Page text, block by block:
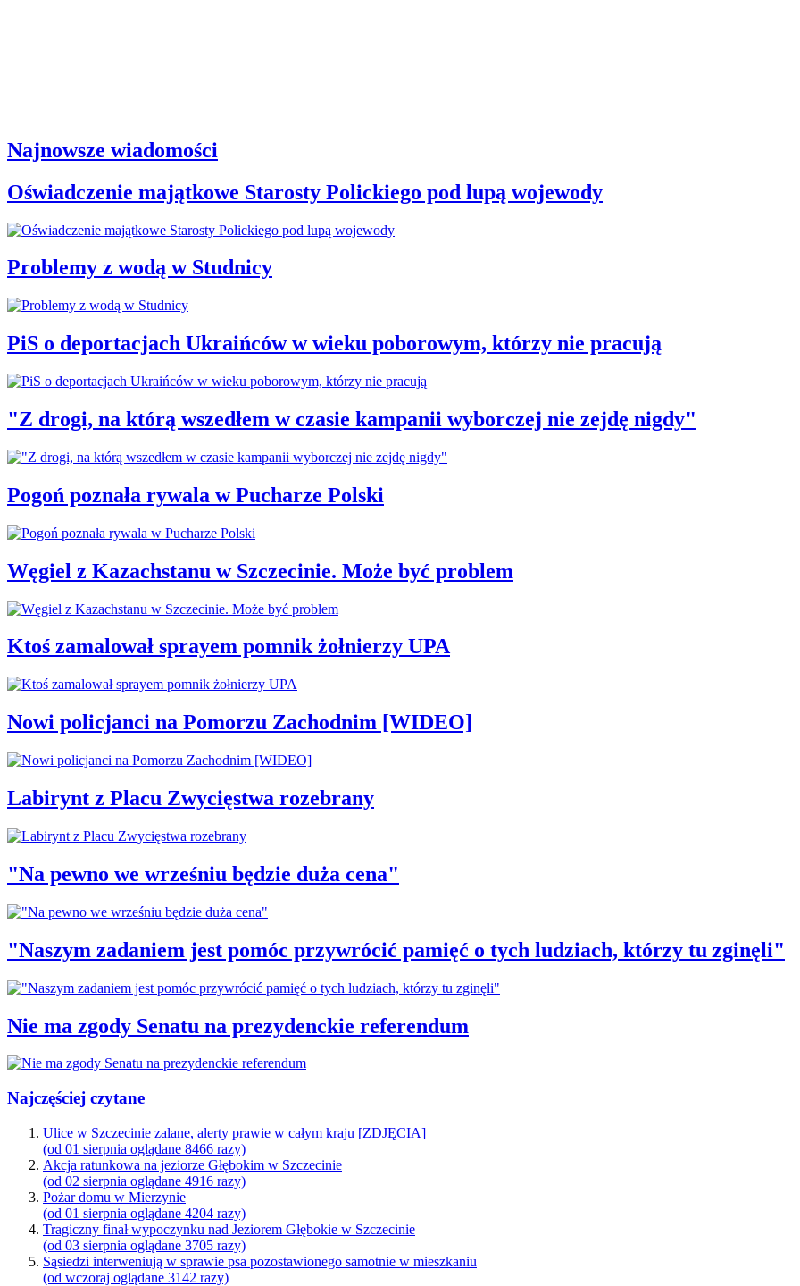
Najnowsze wiadomości
Oświadczenie majątkowe Starosty Polickiego pod lupą wojewody
Problemy z wodą w Studnicy
PiS o deportacjach Ukraińców w wieku poborowym, którzy nie pracują
"Z drogi, na którą wszedłem w czasie kampanii wyborczej nie zejdę nigdy"
Pogoń poznała rywala w Pucharze Polski
Węgiel z Kazachstanu w Szczecinie. Może być problem
Ktoś zamalował sprayem pomnik żołnierzy UPA
Nowi policjanci na Pomorzu Zachodnim [WIDEO]
Labirynt z Placu Zwycięstwa rozebrany
"Na pewno we wrześniu będzie duża cena"
"Naszym zadaniem jest pomóc przywrócić pamięć o tych ludziach, którzy tu zginęli"
Nie ma zgody Senatu na prezydenckie referendum
Najczęściej czytane
Ulice w Szczecinie zalane, alerty prawie w całym kraju [ZDJĘCIA]
(od 01 sierpnia oglądane 8466 razy)
Akcja ratunkowa na jeziorze Głębokim w Szczecinie
(od 02 sierpnia oglądane 4916 razy)
Pożar domu w Mierzynie
(od 01 sierpnia oglądane 4204 razy)
Tragiczny finał wypoczynku nad Jeziorem Głębokie w Szczecinie
(od 03 sierpnia oglądane 3705 razy)
Sąsiedzi interweniują w sprawie psa pozostawionego samotnie w mieszkaniu
(od wczoraj oglądane 3142 razy)